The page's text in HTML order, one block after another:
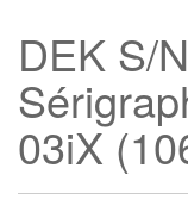
DEK S/
03iX